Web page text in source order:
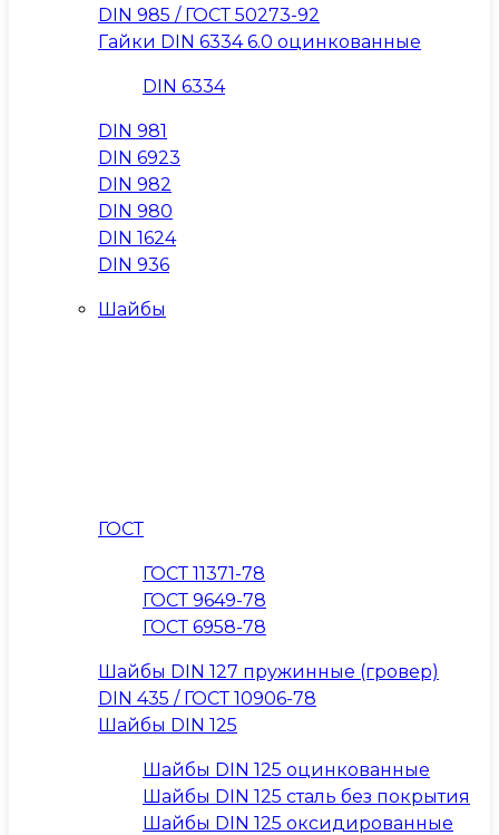
DIN 985 / ГОСТ 50273-92
Гайки DIN 6334 6.0 оцинкованные
DIN 6334
DIN 981
DIN 6923
DIN 982
DIN 980
DIN 1624
DIN 936
Шайбы
ГОСТ
ГОСТ 11371-78
ГОСТ 9649-78
ГОСТ 6958-78
Шайбы DIN 127 пружинные (гровер)
DIN 435 / ГОСТ 10906-78
Шайбы DIN 125
Шайбы DIN 125 оцинкованные
Шайбы DIN 125 сталь без покрытия
Шайбы DIN 125 оксидированные